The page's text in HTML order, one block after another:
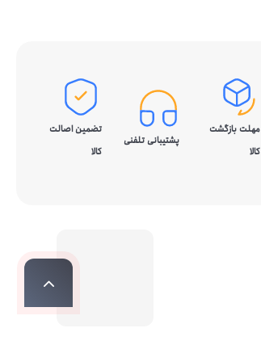
مهلت بازگشت
کالا
پشتیبانی تلفنی
تضمین اصالت
کالا